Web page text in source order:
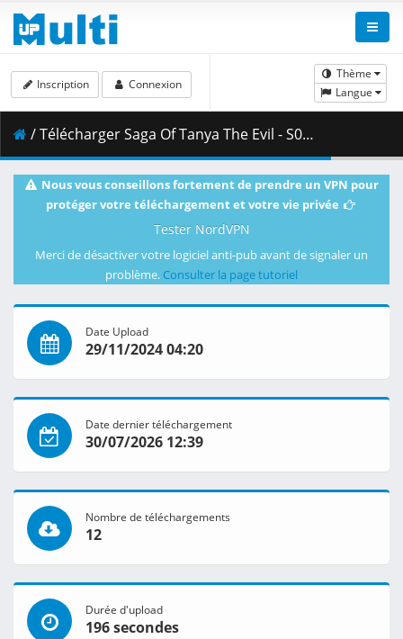
Thème
Langue
Inscription Connexion
/ Télécharger Saga Of Tanya The Evil - S01E05 - My First Battalion.mkv.001 ( 252.77 MB )
Nous vous conseillons fortement de prendre un VPN pour
protéger votre téléchargement et votre vie privée
Tester NordVPN
Merci de désactiver votre logiciel anti-pub avant de signaler un
problème. Consulter la page tutoriel
Date Upload
29/11/2024 04:20
Date dernier téléchargement
30/07/2026 12:39
Nombre de téléchargements
12
Durée d'upload
196 secondes